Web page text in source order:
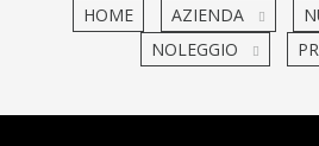
HOME AZIENDA
NOLEGGIO